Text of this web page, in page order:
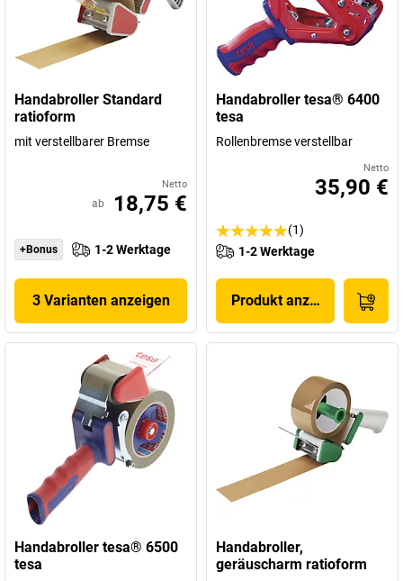
Handabroller Standard
ratioform
mit verstellbarer Bremse
Netto
ab 18,75 €
+Bonus 1-2 Werktage
3 Varianten anzeigen
Handabroller tesa® 6400
tesa
Rollenbremse verstellbar
Netto
35,90 €
(1)
1-2 Werktage
Produkt anzeigen
Handabroller tesa® 6500
tesa
Handabroller,
geräuscharm ratioform